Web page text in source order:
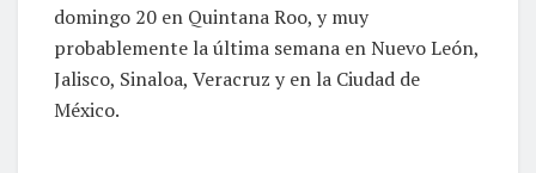
domingo 20 en Quintana Roo, y muy
probablemente la última semana en Nuevo León,
Jalisco, Sinaloa, Veracruz y en la Ciudad de
México.